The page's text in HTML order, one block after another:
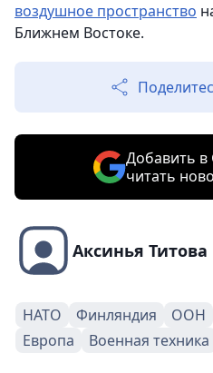
воздушное пространство
Ближнем Востоке.
Добавить в
читать
Аксинья Титова
НАТО Финляндия ООН
Европа
Военная техника